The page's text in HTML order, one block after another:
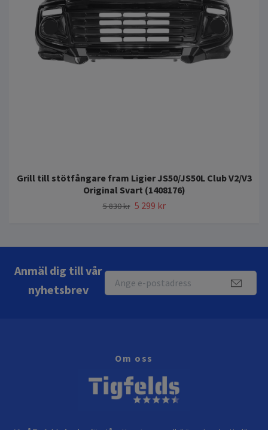
Grill till stötfångare fram Ligier JS50/JS50L Club V2/V3
Original Svart (1408176)
5 830 kr 5 299 kr
Anmäl dig till vår
nyhetsbrev
Om oss